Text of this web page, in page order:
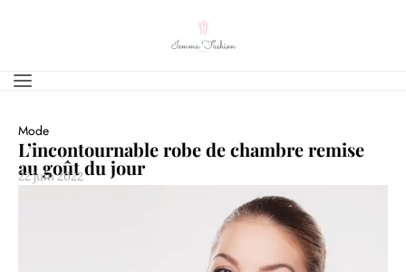
Mode
L’incontournable robe de chambre remise
au goût du jour
22 juin 2022